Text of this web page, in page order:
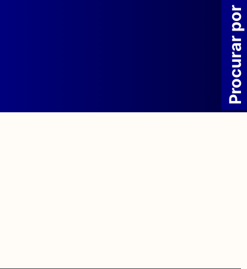
Procurar por